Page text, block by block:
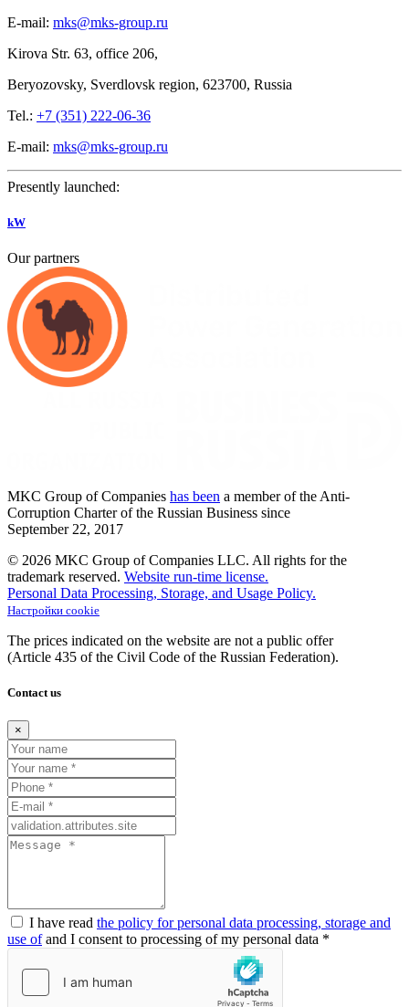
E-mail: mks@mks-group.ru
Kirova Str. 63, office 206,
Beryozovsky, Sverdlovsk region, 623700, Russia
Tel.: +7 (351) 222-06-36
E-mail: mks@mks-group.ru
Presently launched:
kW
Our partners
MKC Group of Companies has been a member of the Anti-
Corruption Charter of the Russian Business since
September 22, 2017
© 2026 MKC Group of Companies LLC. All rights for the
trademark reserved. Website run-time license.
Personal Data Processing, Storage, and Usage Policy.
Настройки cookie
The prices indicated on the website are not a public offer
(Article 435 of the Civil Code of the Russian Federation).
Contact us
×
I have read the policy for personal data processing, storage and
use ofand I consent to processing of my personal data *